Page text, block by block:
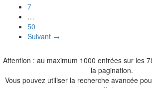
7
…
50
Suivant →
Attention : au maximum 1000 entrées sur les
la pagination.
Vous pouvez utiliser la recherche avancée